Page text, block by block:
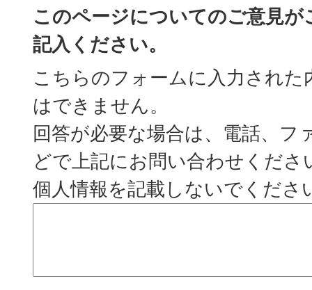
このページについてのご意見
記入ください。
こちらのフォームに入力された
はできません。
回答が必要な場合は、電話、フ
どで上記にお問い合わせくださ
個人情報を記載しないでくださ